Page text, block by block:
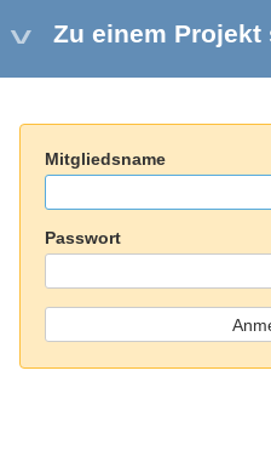
Zu einem Projekt
Mitgliedsname
Passwort